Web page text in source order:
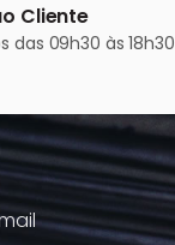
Cliente
das 09h30 às 18h30